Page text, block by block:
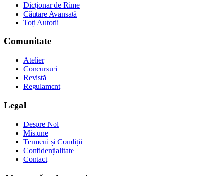
Dicționar de Rime
Căutare Avansată
Toți Autorii
Comunitate
Atelier
Concursuri
Revistă
Regulament
Legal
Despre Noi
Misiune
Termeni și Condiții
Confidențialitate
Contact